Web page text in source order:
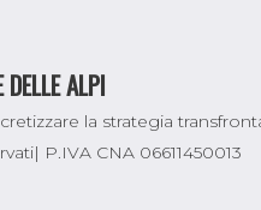
ALPI
la strategia
P.IVA CNA 06611450013